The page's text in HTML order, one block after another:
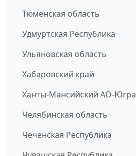
Тюменская область
Удмуртская Республика
Ульяновская область
Хабаровский край
Ханты-Мансийский АО-Югра
Челябинская область
Чеченская Республика